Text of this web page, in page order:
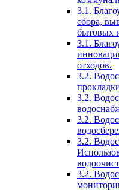
3.1.
сбора,
бытовых
3.1.
отходов.
3.2.
3.2.
3.2.
3.2.
3.2.